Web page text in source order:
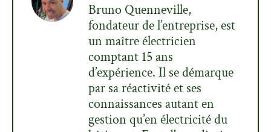
Bruno Quenneville,
fondateur de l’entreprise, est
un maître électricien
comptant 15 ans
d’expérience. Il se démarque
par sa réactivité et ses
connaissances autant en
gestion qu’en électricité du